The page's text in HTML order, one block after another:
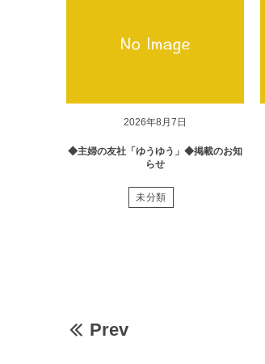
2026年8月7日
◆主婦の友社「ゆうゆう」◆掲載のお知
らせ
未分類
Prev